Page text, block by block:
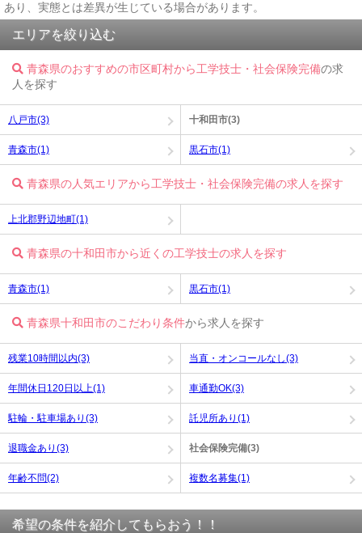
あり、実態とは差異が生じている場合があります。
エリアを絞り込む
青森県のおすすめの市区町村から工学技士・社会保険完備の求
人を探す
八戸市(3) 十和田市(3)
青森市(1) 黒石市(1)
青森県の人気エリアから工学技士・社会保険完備の求人を探す
上北郡野辺地町(1)
青森県の十和田市から近くの工学技士の求人を探す
青森市(1) 黒石市(1)
青森県十和田市のこだわり条件から求人を探す
残業10時間以内(3) 当直・オンコールなし(3)
年間休日120日以上(1) 車通勤OK(3)
駐輪・駐車場あり(3) 託児所あり(1)
退職金あり(3) 社会保険完備(3)
年齢不問(2) 複数名募集(1)
希望の条件を紹介してもらおう！！